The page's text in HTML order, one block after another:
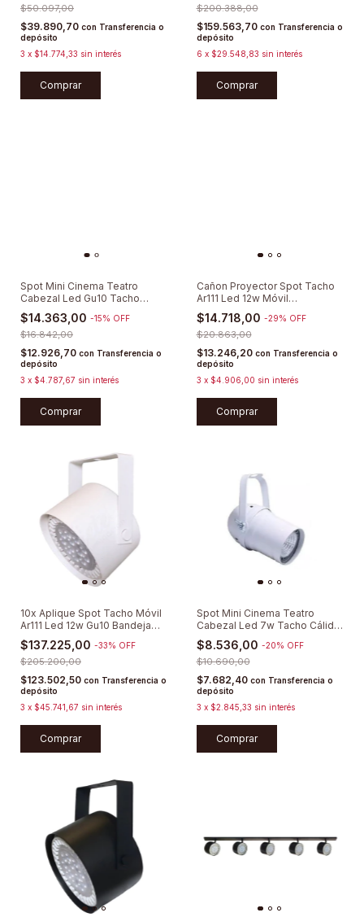
$50.097,00
$39.890,70 con Transferencia o
depósito
3 x $14.774,33 sin interés
Comprar
$200.388,00
$159.563,70 con Transferencia o
depósito
6 x $29.548,83 sin interés
Comprar
Spot Mini Cinema Teatro
Cabezal Led Gu10 Tacho
Aluminio
$14.363,00 -15% OFF
$16.842,00
$12.926,70 con Transferencia o
depósito
3 x $4.787,67 sin interés
Comprar
Cañon Proyector Spot Tacho
Ar111 Led 12w Móvil
Dimerizable
$14.718,00 -29% OFF
$20.863,00
$13.246,20 con Transferencia o
depósito
3 x $4.906,00 sin interés
Comprar
10x Aplique Spot Tacho Móvil
Ar111 Led 12w Gu10 Bandeja
Riel
$137.225,00 -33% OFF
$205.200,00
$123.502,50 con Transferencia o
depósito
3 x $45.741,67 sin interés
Comprar
Spot Mini Cinema Teatro
Cabezal Led 7w Tacho Cálido
/ Frío
$8.536,00 -20% OFF
$10.690,00
$7.682,40 con Transferencia o
depósito
3 x $2.845,33 sin interés
Comprar